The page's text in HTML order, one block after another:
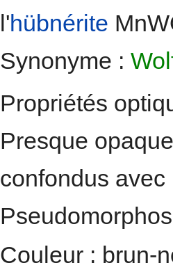
l'hübnérite
Synonyme :
Propriétés
Presque
confondus
Couleur : brun-